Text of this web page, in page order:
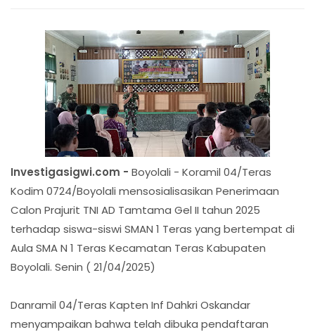
Investigasigwi.com - Boyolali - Koramil 04/Teras
Kodim 0724/Boyolali mensosialisasikan Penerimaan
Calon Prajurit TNI AD Tamtama Gel II tahun 2025
terhadap siswa-siswi SMAN 1 Teras yang bertempat di
Aula SMA N 1 Teras Kecamatan Teras Kabupaten
Boyolali. Senin ( 21/04/2025)
Danramil 04/Teras Kapten Inf Dahkri Oskandar
menyampaikan bahwa telah dibuka pendaftaran